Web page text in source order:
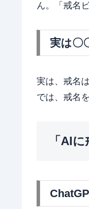
ん。「戒名
実は〇
実は、戒名
では、戒名
「AI